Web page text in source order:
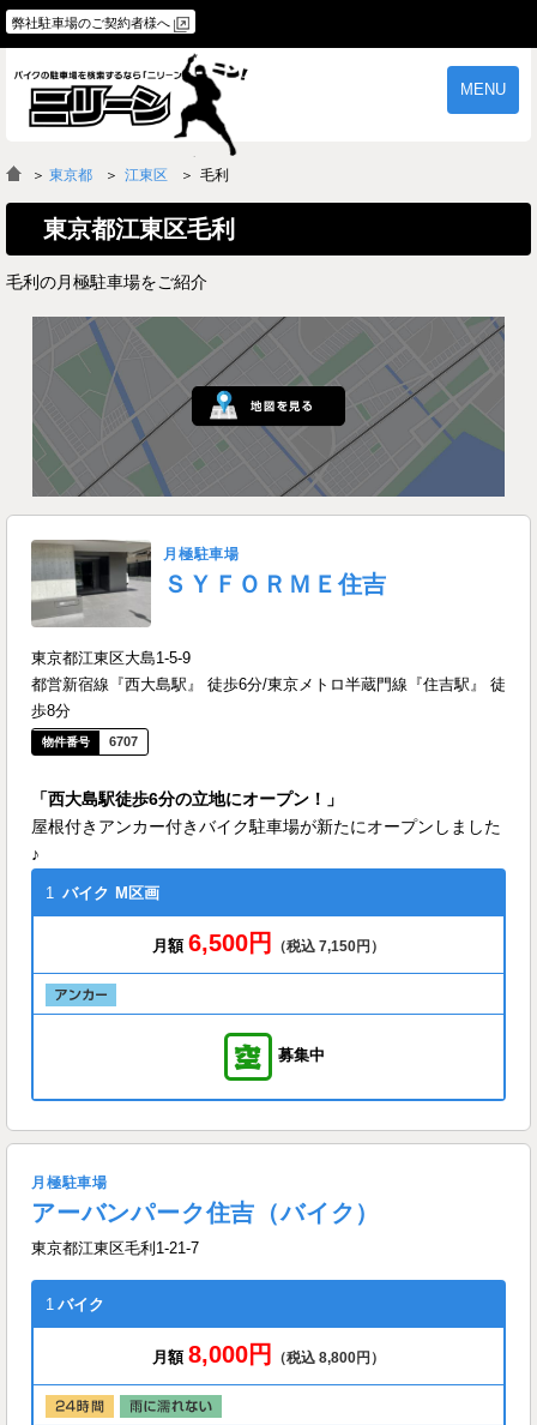
弊社駐車場のご契約者様へ
MENU
物件一覧
よくあるご質問
＞ 東京都 江東区 毛利
東京都江東区毛利
毛利の月極駐車場をご紹介
月極駐車場
ＳＹＦＯＲＭＥ住吉
東京都江東区大島1-5-9
都営新宿線『西大島駅』 徒歩6分/東京メトロ半蔵門線『住吉駅』 徒
歩8分
6707
「西大島駅徒歩6分の立地にオープン！」
屋根付きアンカー付きバイク駐車場が新たにオープンしました
♪
1 バイク M区画
月額 6,500円 （税込 7,150円）
募集中
月極駐車場
アーバンパーク住吉（バイク）
東京都江東区毛利1-21-7
1 バイク
月額 8,000円 （税込 8,800円）